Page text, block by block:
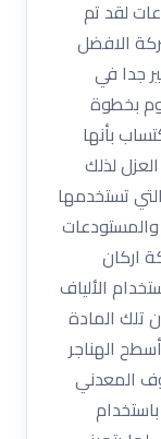
لقد تم
الافضل
جدا في
بخطوة
بأنها
لذلك
تستخدمها
اركان
الألياف
تلك المادة
الهناجر
المعدني